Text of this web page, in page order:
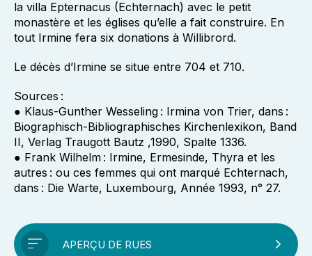
la villa Epternacus (Echternach) avec le petit
monastère et les églises qu’elle a fait construire. En
tout Irmine fera six donations à Willibrord.
Le décès d’Irmine se situe entre 704 et 710.
Sources :
● Klaus-Gunther Wesseling : Irmina von Trier, dans :
Biographisch-Bibliographisches Kirchenlexikon, Band
II, Verlag Traugott Bautz ,1990, Spalte 1336.
● Frank Wilhelm : Irmine, Ermesinde, Thyra et les
autres : ou ces femmes qui ont marqué Echternach,
dans : Die Warte, Luxembourg, Année 1993, n° 27.
APERÇU DE RUES